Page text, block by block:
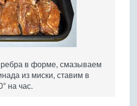
в форме, смазываем
из миски, ставим в
на час.